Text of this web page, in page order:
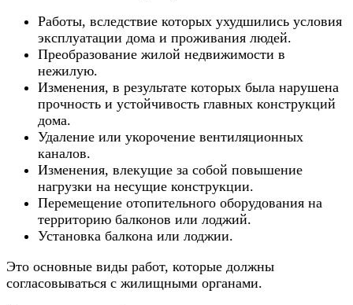
Работы, вследствие которых ухудшились условия
эксплуатации дома и проживания людей.
Преобразование жилой недвижимости в
нежилую.
Изменения, в результате которых была нарушена
прочность и устойчивость главных конструкций
дома.
Удаление или укорочение вентиляционных
каналов.
Изменения, влекущие за собой повышение
нагрузки на несущие конструкции.
Перемещение отопительного оборудования на
территорию балконов или лоджий.
Установка балкона или лоджии.
Это основные виды работ, которые должны
согласовываться с жилищными органами.